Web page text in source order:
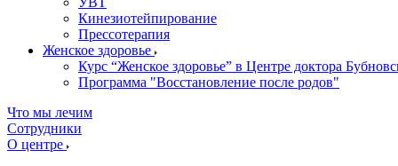
Кинезиотейпирование
Прессотерапия
Женское здоровье
Курс “Женское здоровье” в Центре доктора
Программа "Восстановление после родов"
Что мы лечим
Сотрудники
О центре